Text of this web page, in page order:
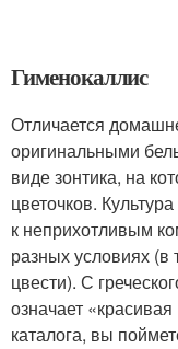
Гименокаллис
Отличается
оригинальными
виде зонтика, на
цветочков.
к неприхотливым
разных условиях
цвести). С
означает
каталога, вы